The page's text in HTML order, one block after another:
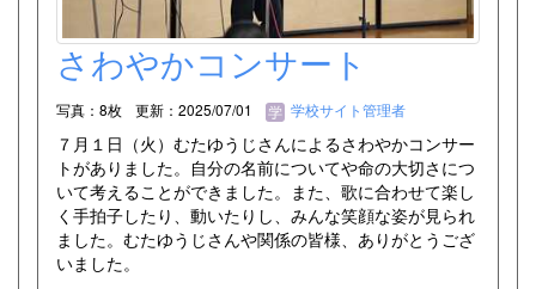
さわやかコンサート
写真：8枚 更新：2025/07/01 学校サイト管理者
７月１日（火）むたゆうじさんによるさわやかコンサー
トがありました。自分の名前についてや命の大切さにつ
いて考えることができました。また、歌に合わせて楽し
く手拍子したり、動いたりし、みんな笑顔な姿が見られ
ました。むたゆうじさんや関係の皆様、ありがとうござ
いました。